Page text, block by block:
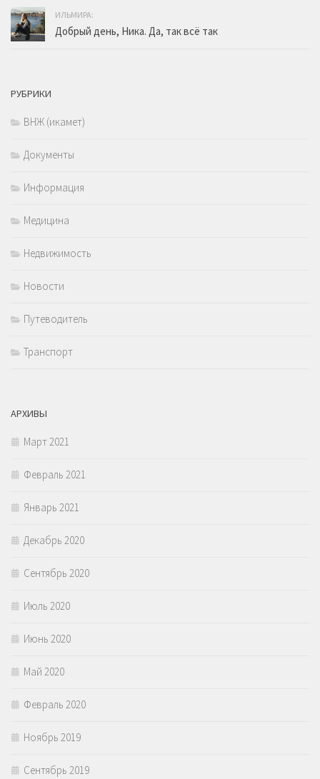
ИЛЬМИРА:
Добрый день, Ника. Да, так всё так
РУБРИКИ
ВНЖ (икамет)
Документы
Информация
Медицина
Недвижимость
Новости
Путеводитель
Транспорт
АРХИВЫ
Март 2021
Февраль 2021
Январь 2021
Декабрь 2020
Сентябрь 2020
Июль 2020
Июнь 2020
Май 2020
Февраль 2020
Ноябрь 2019
Сентябрь 2019